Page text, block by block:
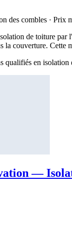
des combles · Prix
de toiture par
la couverture.
qualifiés en
—